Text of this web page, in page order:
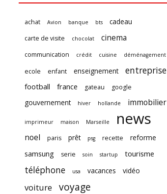
achat Avion banque bts cadeau
carte de visite chocolat cinema
communication crédit cuisine déménagement
ecole enfant enseignement entreprise
football france gateau google
gouvernement hiver hollande immobilier
imprimeur maison Marseille news
noel paris prêt psg recette reforme
samsung serie soin startup tourisme
téléphone usa vacances vidéo
voiture voyage